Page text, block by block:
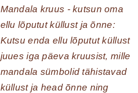
Mandala kruus - kutsun oma
ellu lõputut küllust ja õnne:
Kutsu enda ellu lõputut küllust
juues iga päeva kruusist, mille
mandala sümbolid tähistavad
küllust ja head õnne ning